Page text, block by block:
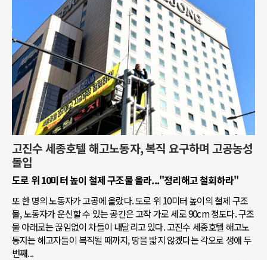
고진수 세종호텔 해고노동자, 복직 요구하며 고공농성
돌입
도로 위 10미터 높이 철제 구조물 올라..."정리해고 철회하라"
또 한 명의 노동자가 고공에 올랐다. 도로 위 10미터 높이의 철제 구조
물, 노동자가 운신할 수 있는 공간은 고작 가로 세로 90cm 정도다. 구조
물 아래로는 끊임없이 차들이 내달리고 있다. 고진수 세종호텔 해고노
동자는 해고자들이 복직될 때까지, 땅을 밟지 않겠다는 각오로 생애 두
번째...